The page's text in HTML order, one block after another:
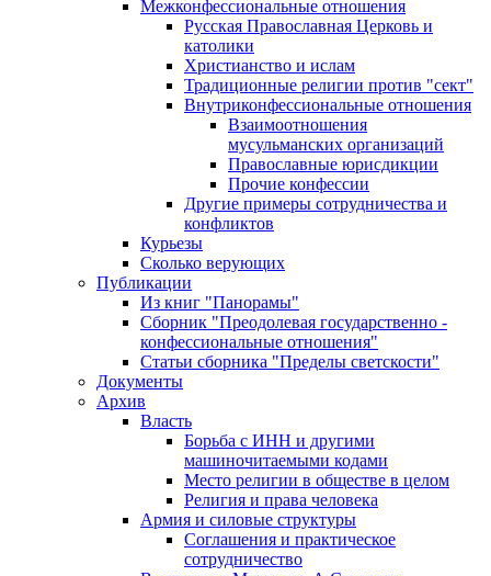
Межконфессиональные отношения
Русская Православная Церковь и
католики
Христианство и ислам
Традиционные религии против "сект"
Внутриконфессиональные отношения
Взаимоотношения
мусульманских организаций
Православные юрисдикции
Прочие конфессии
Другие примеры сотрудничества и
конфликтов
Курьезы
Сколько верующих
Публикации
Из книг "Панорамы"
Сборник "Преодолевая государственно -
конфессиональные отношения"
Статьи сборника "Пределы светскости"
Документы
Архив
Власть
Борьба с ИНН и другими
машиночитаемыми кодами
Место религии в обществе в целом
Религия и права человека
Армия и силовые структуры
Соглашения и практическое
сотрудничество